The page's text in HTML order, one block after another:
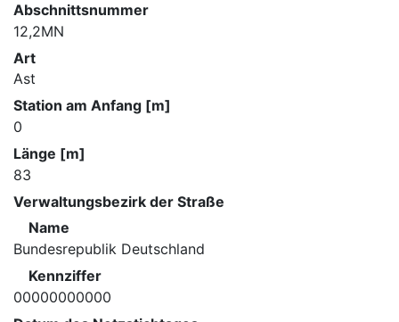
Abschnittsnummer
12,2MN
Art
Ast
Station am Anfang [m]
0
Länge [m]
83
Verwaltungsbezirk der Straße
Name
Bundesrepublik Deutschland
Kennziffer
00000000000